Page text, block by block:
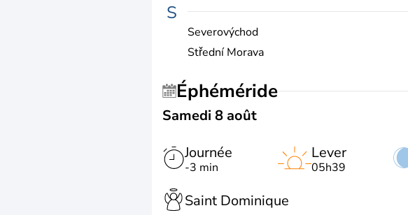
S
Severovýchod
Střední Morava
Éphéméride
Samedi 8 août
Journée
-3 min
Lever
05h39
Saint Dominique